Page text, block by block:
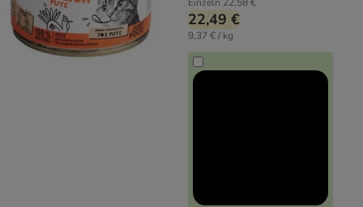
22,49 €
9,37 € / kg